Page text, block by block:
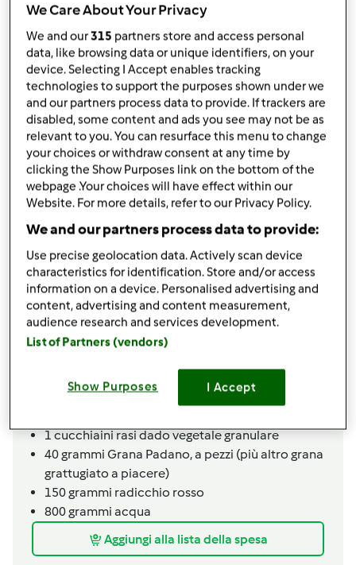
daOspite
published: 11-01-2021
Aggiungi alle mie raccolte
condividi la ricetta
Crea variante
Ingredienti
Occorrente:
320grammiriso Carnaroli,o integrale
40grammiolio
cucchiaio
scalogno
1cucchiaini rasidado vegetale granulare
40grammi Grana Padano,a pezzi (più altro grana
grattugiato a piacere)
150grammi radicchio rosso
800grammi acqua
Aggiungi alla lista della spesa
We Care About Your Privacy
We and our315 partners store and access personal
data, like browsing data or unique identifiers, on your
device. Selecting I Accept enables tracking
technologies to support the purposes shown under we
and our partners process data to provide. If trackers are
disabled, some content and ads you see may not be as
relevant to you. You can resurface this menu to change
your choices or withdraw consent at any time by
clicking the Show Purposes link on the bottom of the
webpage .Your choices will have effect within our
Website. For more details, refer to our Privacy Policy.
We and our partners process data to provide:
Use precise geolocation data. Actively scan device
characteristics for identification. Store and/or access
information on a device. Personalised advertising and
content, advertising and content measurement,
audience research and services development.
List of Partners (vendors)
Show Purposes I Accept